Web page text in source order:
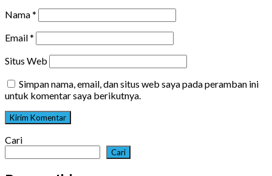
Nama*
Email*
Situs Web
Simpan nama, email, dan situs web saya pada peramban ini
untuk komentar saya berikutnya.
Cari
Cari